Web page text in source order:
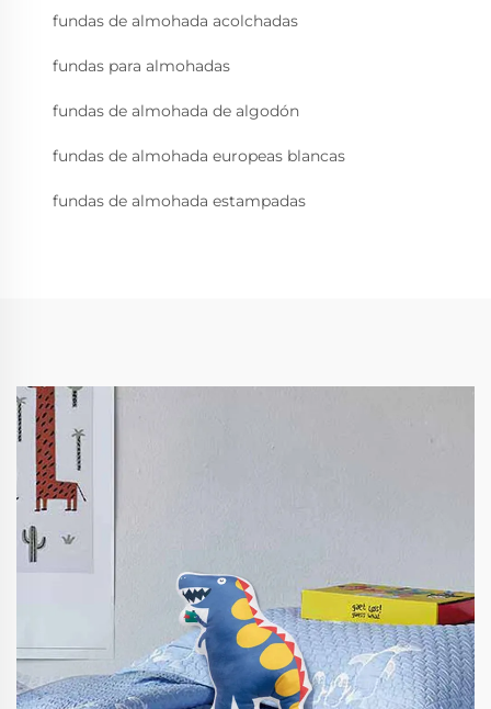
fundas de almohada acolchadas
fundas para almohadas
fundas de almohada de algodón
fundas de almohada europeas blancas
fundas de almohada estampadas